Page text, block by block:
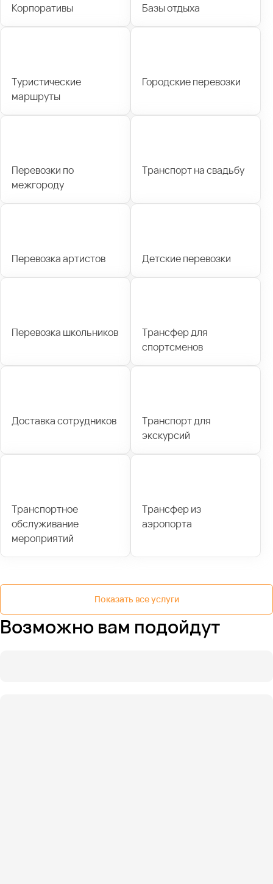
Корпоративы Базы отдыха
Туристические
маршруты
Городские перевозки
Перевозки по
межгороду
Транспорт на свадьбу
Перевозка артистов Детские перевозки
Перевозка школьников
Трансфер для
спортсменов
Доставка сотрудников
Транспорт для
экскурсий
Транспортное
обслуживание
мероприятий
Трансфер из
аэропорта
Показать все услуги
Возможно вам подойдут